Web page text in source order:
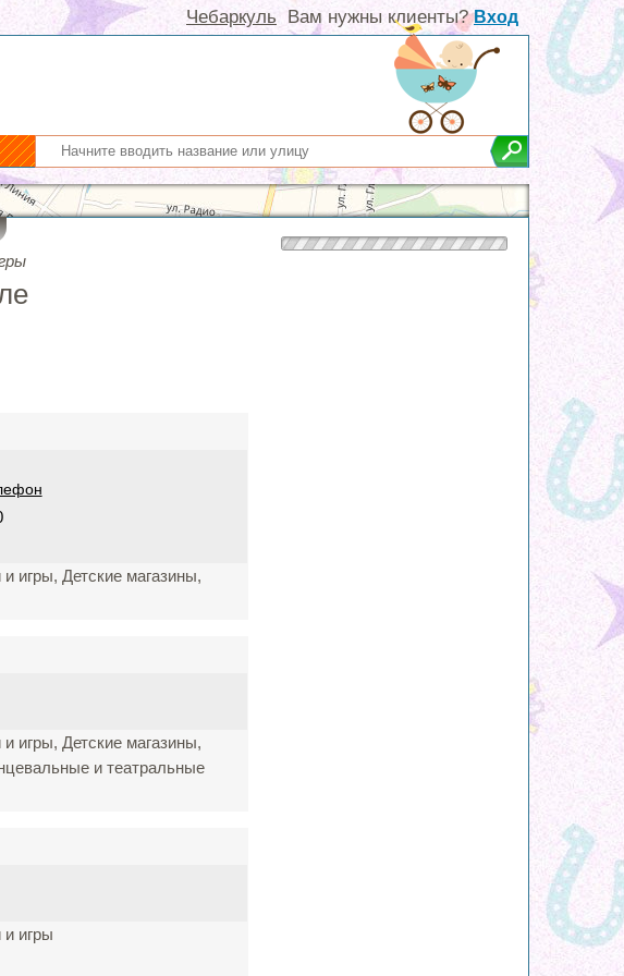
Вам нужны клиенты? Вход
Чебаркуль
игры, Детские магазины,
игры, Детские магазины,
и театральные
и игры